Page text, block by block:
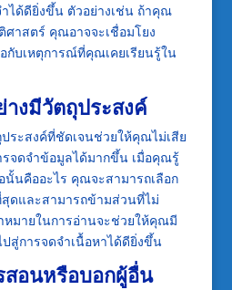
ได้ดียิ่งขึ้น ตัวอย่างเช่น ถ้าคุณ
ศาสตร์ คุณอาจจะเชื่อมโยง
บเหตุการณ์ที่คุณเคยเรียนรู้ใน
งมีวัตถุประสงค์
ระสงค์ที่ชัดเจนช่วยให้คุณไม่เสีย
รจดจำข้อมูลได้มากขึ้น เมื่อคุณรู้
นคืออะไร คุณจะสามารถเลือก
ดและสามารถข้ามส่วนที่ไม่
หมายในการอ่านจะช่วยให้คุณมี
สู่การจดจำเนื้อหาได้ดียิ่งขึ้น
สอนหรือบอกผู้อื่น